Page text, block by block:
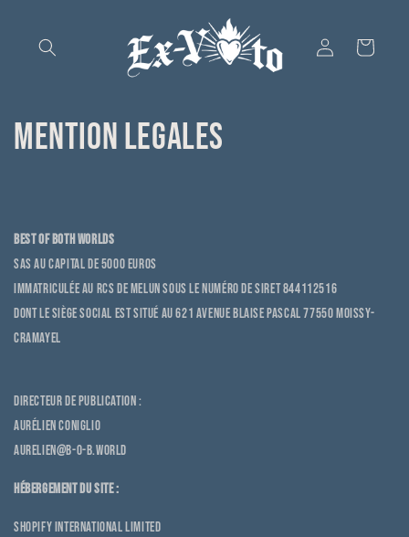
contenu
Connexion Panier
MENTION LEGALES
BEST OF BOTH WORLDS
SAS au capital de 5000 euros
Immatriculée au RCS de Melun sous le numéro DE SIRET 844112516
Dont le siège social est situé au621 avenue Blaise Pascal 77550 Moissy-
Cramayel
Directeur de publication :
Aurélien CONIGLIO
aurelien@b-o-b.world
Hébergement du site :
Shopify International Limited